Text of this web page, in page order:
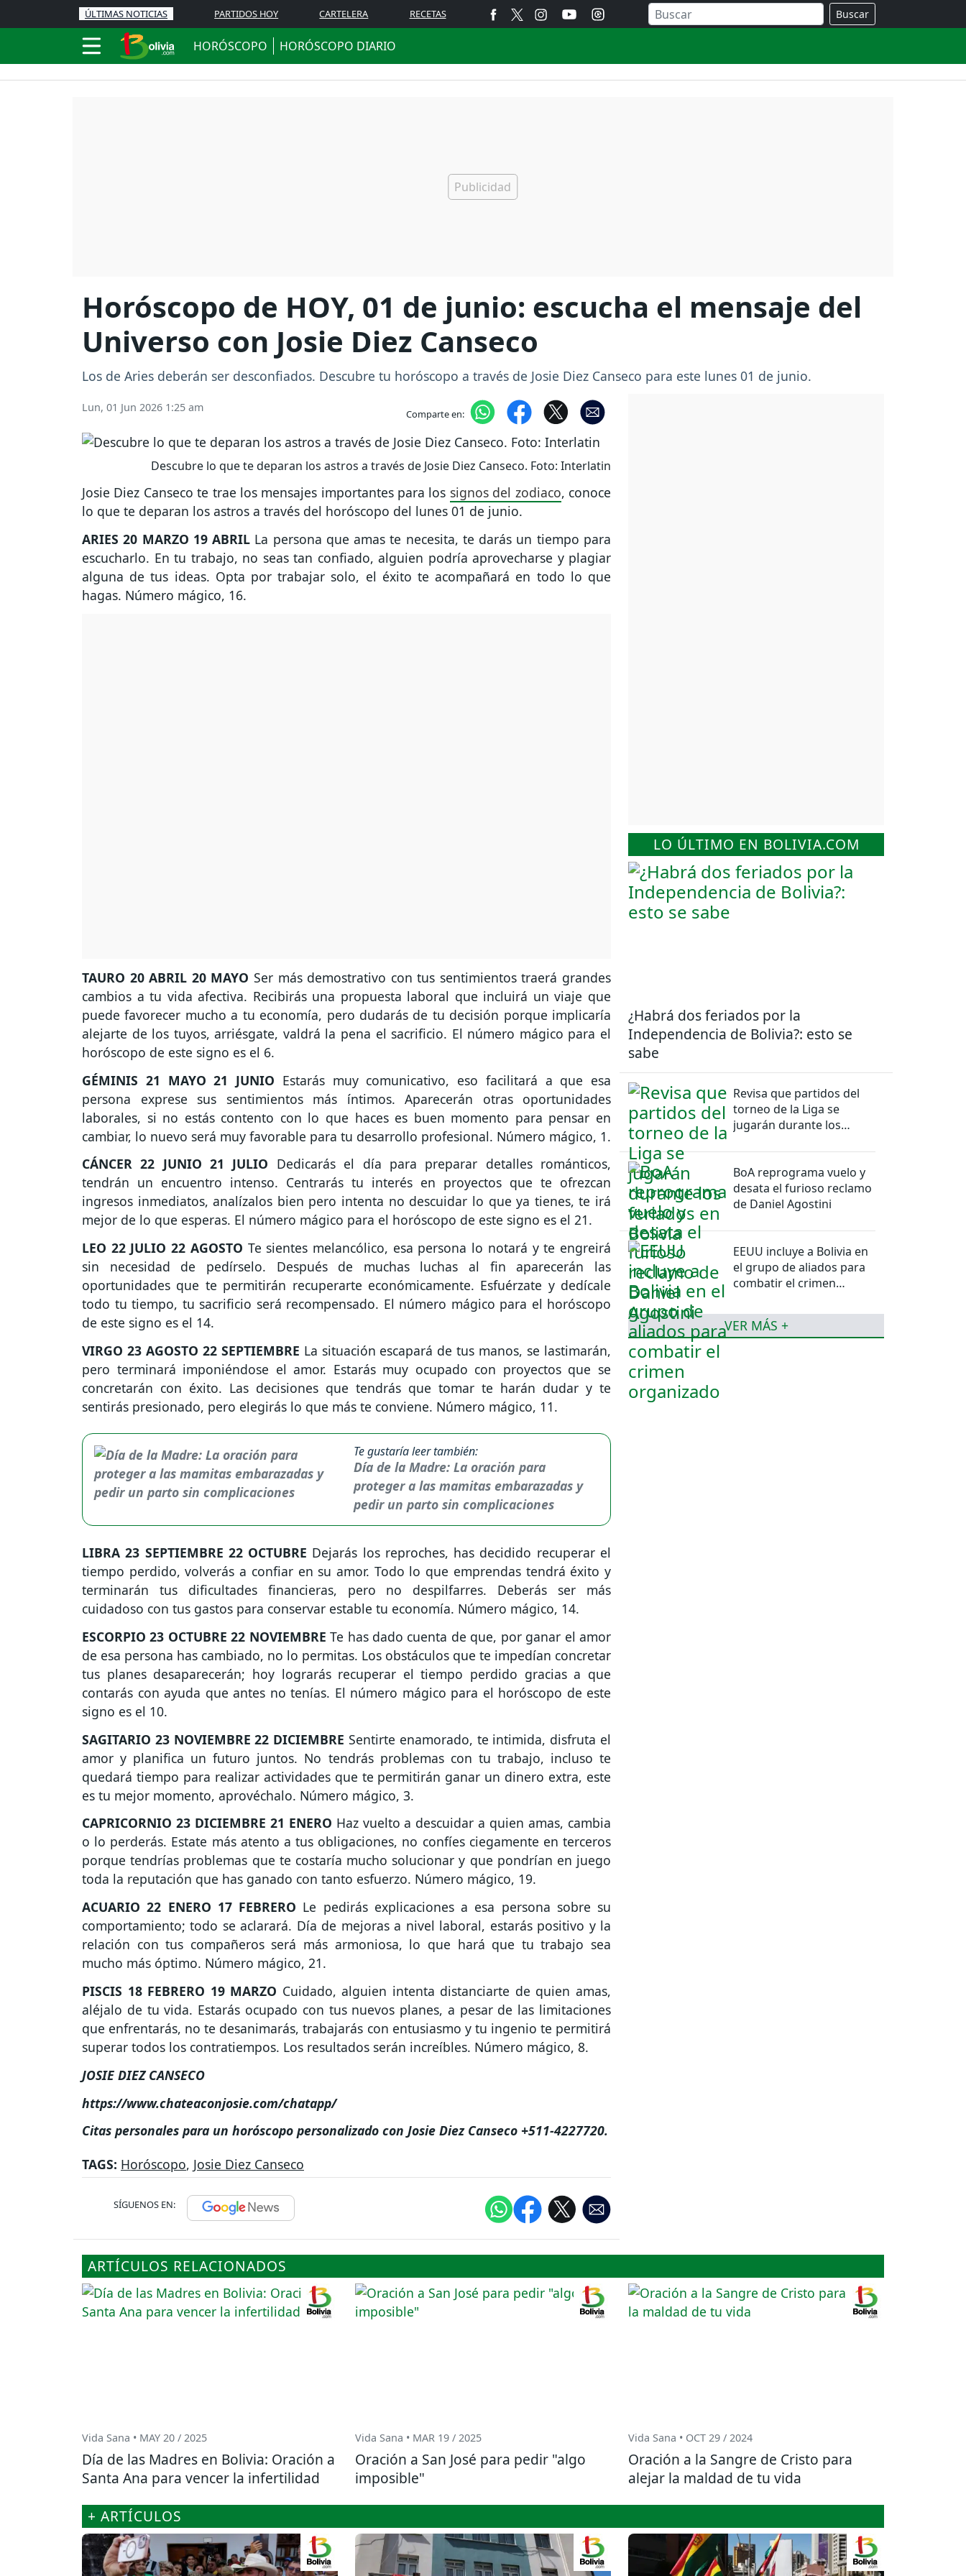
ÚLTIMAS NOTICIAS PARTIDOS HOY CARTELERA RECETAS Buscar
HORÓSCOPO HORÓSCOPO DIARIO
Horóscopo de HOY, 01 de junio: escucha el mensaje del
Universo con Josie Diez Canseco
Los de Aries deberán ser desconfiados. Descubre tu horóscopo a través de Josie Diez Canseco para este lunes 01 de junio.
Lun, 01 Jun 2026 1:25 am Comparte en:
Descubre lo que te deparan los astros a través de Josie Diez Canseco. Foto: Interlatin
Josie Diez Canseco te trae los mensajes importantes para los signos del zodiaco, conoce
lo que te deparan los astros a través del horóscopo del lunes 01 de junio.
ARIES 20 MARZO 19 ABRIL La persona que amas te necesita, te darás un tiempo para
escucharlo. En tu trabajo, no seas tan confiado, alguien podría aprovecharse y plagiar
alguna de tus ideas. Opta por trabajar solo, el éxito te acompañará en todo lo que
hagas. Número mágico, 16.
TAURO 20 ABRIL 20 MAYO Ser más demostrativo con tus sentimientos traerá grandes
cambios a tu vida afectiva. Recibirás una propuesta laboral que incluirá un viaje que
puede favorecer mucho a tu economía, pero dudarás de tu decisión porque implicaría
alejarte de los tuyos, arriésgate, valdrá la pena el sacrificio. El número mágico para el
horóscopo de este signo es el 6.
GÉMINIS 21 MAYO 21 JUNIO Estarás muy comunicativo, eso facilitará a que esa
persona exprese sus sentimientos más íntimos. Aparecerán otras oportunidades
laborales, si no estás contento con lo que haces es buen momento para pensar en
cambiar, lo nuevo será muy favorable para tu desarrollo profesional. Número mágico, 1.
CÁNCER 22 JUNIO 21 JULIO Dedicarás el día para preparar detalles románticos,
tendrán un encuentro intenso. Centrarás tu interés en proyectos que te ofrezcan
ingresos inmediatos, analízalos bien pero intenta no descuidar lo que ya tienes, te irá
mejor de lo que esperas. El número mágico para el horóscopo de este signo es el 21.
LEO 22 JULIO 22 AGOSTO Te sientes melancólico, esa persona lo notará y te engreirá
sin necesidad de pedírselo. Después de muchas luchas al fin aparecerán las
oportunidades que te permitirán recuperarte económicamente. Esfuérzate y dedícale
todo tu tiempo, tu sacrificio será recompensado. El número mágico para el horóscopo
de este signo es el 14.
VIRGO 23 AGOSTO 22 SEPTIEMBRE La situación escapará de tus manos, se lastimarán,
pero terminará imponiéndose el amor. Estarás muy ocupado con proyectos que se
concretarán con éxito. Las decisiones que tendrás que tomar te harán dudar y te
sentirás presionado, pero elegirás lo que más te conviene. Número mágico, 11.
Te gustaría leer también:
Día de la Madre: La oración para
proteger a las mamitas embarazadas y
pedir un parto sin complicaciones
LIBRA 23 SEPTIEMBRE 22 OCTUBRE Dejarás los reproches, has decidido recuperar el
tiempo perdido, volverás a confiar en su amor. Todo lo que emprendas tendrá éxito y
terminarán tus dificultades financieras, pero no despilfarres. Deberás ser más
cuidadoso con tus gastos para conservar estable tu economía. Número mágico, 14.
ESCORPIO 23 OCTUBRE 22 NOVIEMBRE Te has dado cuenta de que, por ganar el amor
de esa persona has cambiado, no lo permitas. Los obstáculos que te impedían concretar
tus planes desaparecerán; hoy lograrás recuperar el tiempo perdido gracias a que
contarás con ayuda que antes no tenías. El número mágico para el horóscopo de este
signo es el 10.
SAGITARIO 23 NOVIEMBRE 22 DICIEMBRE Sentirte enamorado, te intimida, disfruta el
amor y planifica un futuro juntos. No tendrás problemas con tu trabajo, incluso te
quedará tiempo para realizar actividades que te permitirán ganar un dinero extra, este
es tu mejor momento, aprovéchalo. Número mágico, 3.
CAPRICORNIO 23 DICIEMBRE 21 ENERO Haz vuelto a descuidar a quien amas, cambia
o lo perderás. Estate más atento a tus obligaciones, no confíes ciegamente en terceros
porque tendrías problemas que te costaría mucho solucionar y que pondrían en juego
toda la reputación que has ganado con tanto esfuerzo. Número mágico, 19.
ACUARIO 22 ENERO 17 FEBRERO Le pedirás explicaciones a esa persona sobre su
comportamiento; todo se aclarará. Día de mejoras a nivel laboral, estarás positivo y la
relación con tus compañeros será más armoniosa, lo que hará que tu trabajo sea
mucho más óptimo. Número mágico, 21.
PISCIS 18 FEBRERO 19 MARZO Cuidado, alguien intenta distanciarte de quien amas,
aléjalo de tu vida. Estarás ocupado con tus nuevos planes, a pesar de las limitaciones
que enfrentarás, no te desanimarás, trabajarás con entusiasmo y tu ingenio te permitirá
superar todos los contratiempos. Los resultados serán increíbles. Número mágico, 8.
JOSIE DIEZ CANSECO
https://www.chateaconjosie.com/chatapp/
Citas personales para un horóscopo personalizado con Josie Diez Canseco +511-4227720.
TAGS: Horóscopo, Josie Diez Canseco
SÍGUENOS EN:
LO ÚLTIMO EN BOLIVIA.COM
¿Habrá dos feriados por la
Independencia de Bolivia?: esto se
sabe
Revisa que partidos del
torneo de la Liga se
jugarán durante los
BoA reprograma vuelo y
desata el furioso reclamo
de Daniel Agostini
EEUU incluye a Bolivia en
el grupo de aliados para
combatir el crimen
VER MÁS +
ARTÍCULOS RELACIONADOS
Vida Sana • MAY 20 / 2025
Día de las Madres en Bolivia: Oración a
Santa Ana para vencer la infertilidad
Vida Sana • MAR 19 / 2025
Oración a San José para pedir "algo
imposible"
Vida Sana • OCT 29 / 2024
Oración a la Sangre de Cristo para
alejar la maldad de tu vida
+ ARTÍCULOS